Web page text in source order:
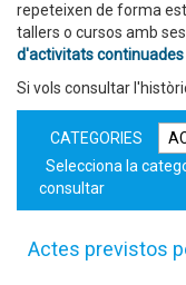
repeteixen de forma
tallers o cursos amb
d'activitats
Si vols consultar
CATEGORIES
Selecciona la
consultar
Actes previstos